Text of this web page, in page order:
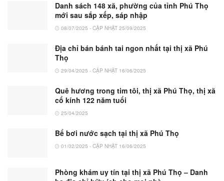
Danh sách 148 xã, phường của tỉnh Phú Thọ
mới sau sắp xếp, sáp nhập
08/07/2025 - CẬP NHẬT 25/09/2025
Địa chỉ bán bánh tai ngon nhất tại thị xã Phú
Thọ
29/04/2025 - CẬP NHẬT 16/06/2025
Quê hương trong tim tôi, thị xã Phú Thọ, thị xã
cổ kính 122 năm tuổi
25/04/2025
Bể bơi nước sạch tại thị xã Phú Thọ
01/02/2025 - CẬP NHẬT 16/06/2025
Phòng khám uy tín tại thị xã Phú Thọ – Danh